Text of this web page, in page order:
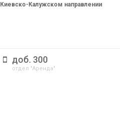
Киевско-Калужском направлении
доб. 300
отдел "Аренда"